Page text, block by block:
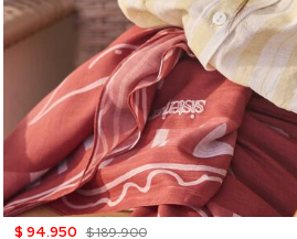
$ 94.950 $ 189.900